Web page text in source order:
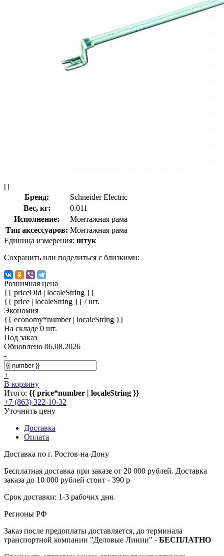
[]
Бренд:
Schneider Electric
Вес, кг:
0.011
Исполнение:
Монтажная рама
Тип аксессуаров: Монтажная рама
Единица измерения: штук
Сохранить или поделиться с близкими:
Розничная цена
{{ priceOld | localeString }}
{{ price | localeString }} / шт.
Экономия
{{ economy*number | localeString }}
На складе 0 шт.
Под заказ
Обновлено 06.08.2026
-
+
В корзину
Итого: {{ price*number | localeString }}
+7 (863) 322-10-32
Уточнить цену
Доставка
Оплата
Доставка по г. Ростов-на-Дону
Бесплатная доставка при заказе от 20 000 рублей. Доставка
заказа до 10 000 рублей стоит - 390 р
Срок доставки: 1-3 рабочих дня.
Регионы РФ
Заказ после предоплаты доставляется, до терминала
транспортной компании "Деловые Линии" - БЕСПЛАТНО